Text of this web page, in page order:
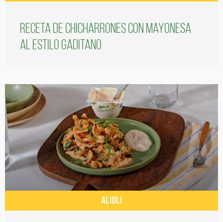
Receta de chicharrones con mayonesa
al estilo gaditano
ALIOLI